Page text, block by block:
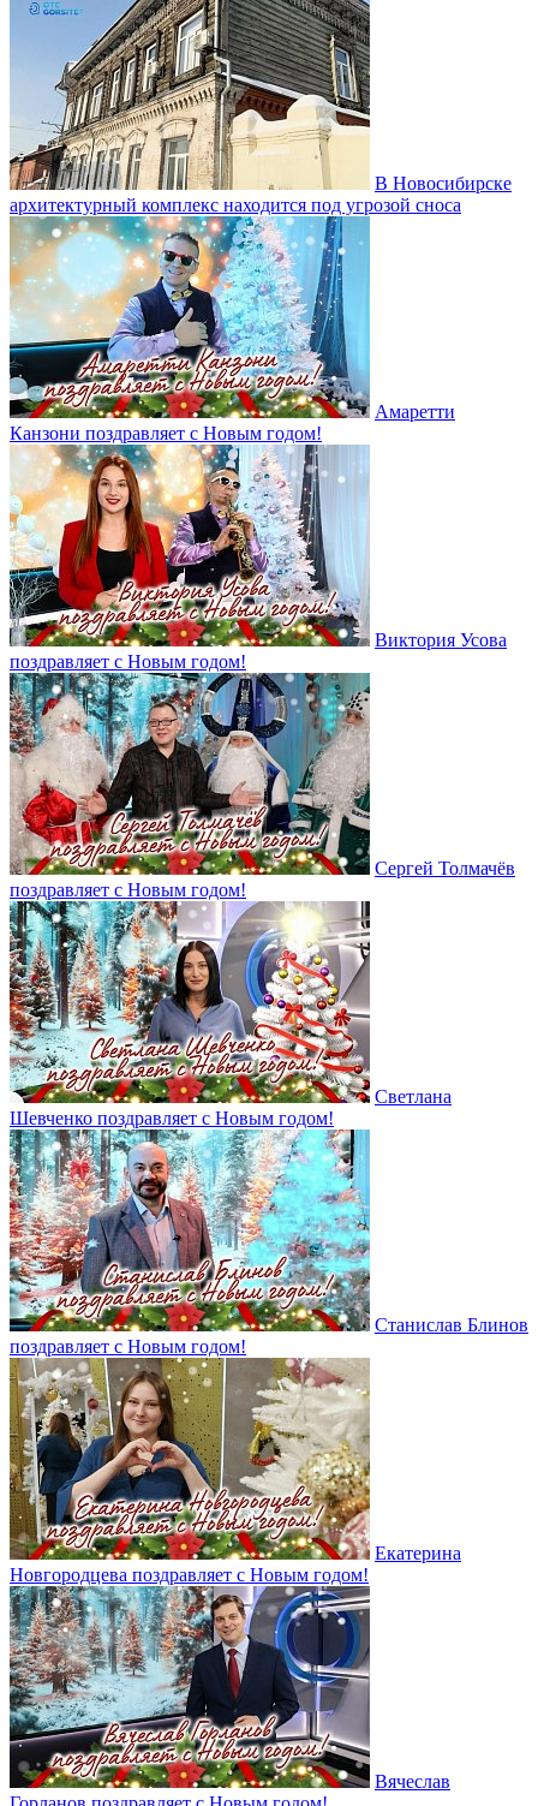
В Новосибирске
архитектурный комплекс находится под угрозой сноса
Амаретти
Канзони поздравляет с Новым годом!
Виктория Усова
поздравляет с Новым годом!
Сергей Толмачёв
поздравляет с Новым годом!
Светлана
Шевченко поздравляет с Новым годом!
Станислав Блинов
поздравляет с Новым годом!
Екатерина
Новгородцева поздравляет с Новым годом!
Вячеслав